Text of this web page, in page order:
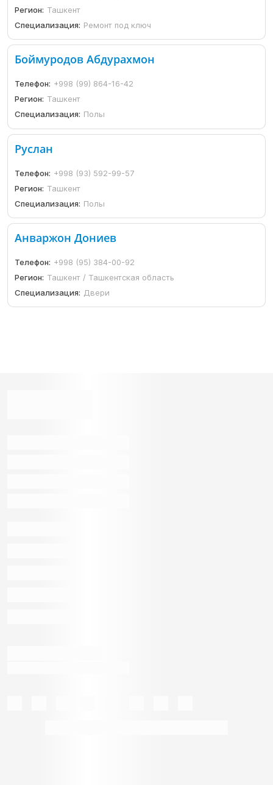
Регион: Ташкент
Специализация: Ремонт под ключ
Боймуродов Абдурахмон
Телефон: +998 (99) 864-16-42
Регион: Ташкент
Специализация: Полы
Руслан
Телефон: +998 (93) 592-99-57
Регион: Ташкент
Специализация: Полы
Анваржон Дониев
Телефон: +998 (95) 384-00-92
Регион: Ташкент / Ташкентская область
Специализация: Двери